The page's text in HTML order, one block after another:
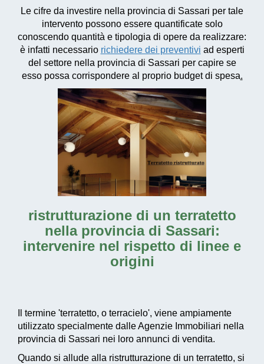
Le cifre da investire nella provincia di Sassari per tale
intervento possono essere quantificate solo
conoscendo quantità e tipologia di opere da realizzare:
è infatti necessario richiedere dei preventivi ad esperti
del settore nella provincia di Sassari per capire se
esso possa corrispondere al proprio budget di spesa.
ristrutturazione di un terratetto
nella provincia di Sassari:
intervenire nel rispetto di linee e
origini
Il termine 'terratetto, o terracielo', viene ampiamente
utilizzato specialmente dalle Agenzie Immobiliari nella
provincia di Sassari nei loro annunci di vendita.
Quando si allude alla ristrutturazione di un terratetto, si